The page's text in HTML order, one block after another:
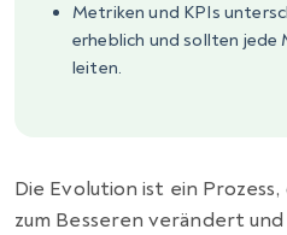
Metriken und KPIs
erheblich und sollten
leiten.
Die Evolution ist ein
zum Besseren verändert und